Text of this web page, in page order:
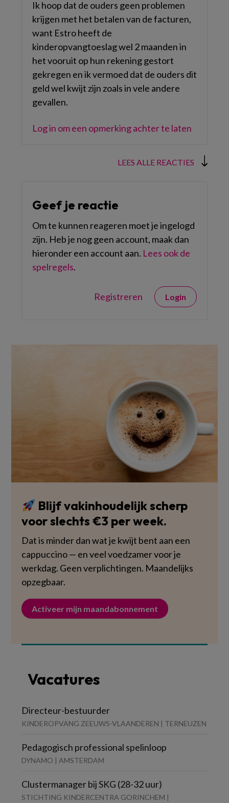
Ik hoop dat de ouders geen problemen
krijgen met het betalen van de facturen,
want Estro heeft de
kinderopvangtoeslag wel 2 maanden in
het vooruit op hun rekening gestort
gekregen en ik vermoed dat de ouders dit
geld wel kwijt zijn zoals in vele andere
gevallen.
Log in om een opmerking achter te laten
LEES ALLE REACTIES
Geef je reactie
Om te kunnen reageren moet je ingelogd
zijn. Heb je nog geen account, maak dan
hieronder een account aan. Lees ook de
spelregels.
Registreren Login
Blijf vakinhoudelijk scherp
voor slechts €3 per week.
Dat is minder dan wat je kwijt bent aan een
cappuccino — en veel voedzamer voor je
werkdag. Geen verplichtingen. Maandelijks
opzegbaar.
Activeer mijn maandabonnement
Vacatures
Directeur-bestuurder
KINDEROPVANG ZEEUWS-VLAANDEREN | TERNEUZEN
Pedagogisch professional spelinloop
DYNAMO | AMSTERDAM
Clustermanager bij SKG (28-32 uur)
STICHTING KINDERCENTRA GORINCHEM |